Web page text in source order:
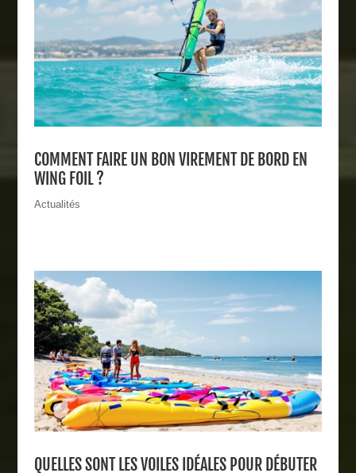
COMMENT FAIRE UN BON VIREMENT DE BORD EN
WING FOIL ?
Actualités
QUELLES SONT LES VOILES IDÉALES POUR DÉBUTER